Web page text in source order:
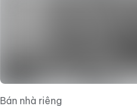
Bán nhà riêng